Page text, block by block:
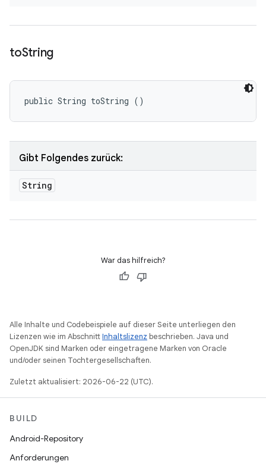
toString
public String toString ()
Gibt Folgendes zurück:
String
War das hilfreich?
Alle Inhalte und Codebeispiele auf dieser Seite unterliegen den
Lizenzen wie im AbschnittInhaltslizenz beschrieben. Java und
OpenJDK sind Marken oder eingetragene Marken von Oracle
und/oder seinen Tochtergesellschaften.
Zuletzt aktualisiert: 2026-06-22 (UTC).
BUILD
Android-Repository
Anforderungen